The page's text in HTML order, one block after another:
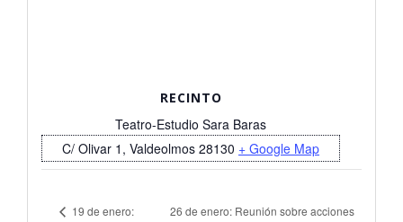
RECINTO
Teatro-Estudio Sara Baras
C/ Olivar 1, Valdeolmos 28130 + Google Map
19 de enero:
26 de enero: Reunión sobre acciones